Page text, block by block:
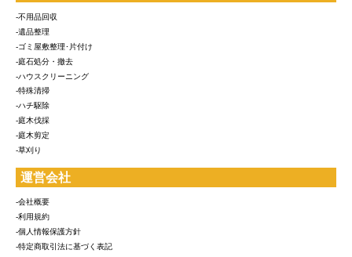
-不用品回収
-遺品整理
-ゴミ屋敷整理･片付け
-庭石処分・撤去
-ハウスクリーニング
-特殊清掃
-ハチ駆除
-庭木伐採
-庭木剪定
-草刈り
運営会社
-会社概要
-利用規約
-個人情報保護方針
-特定商取引法に基づく表記